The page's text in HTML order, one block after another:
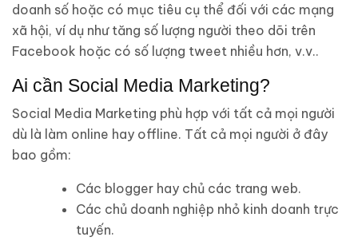
doanh số hoặc có mục tiêu cụ thể đối với các mạng
xã hội, ví dụ như tăng số lượng người theo dõi trên
Facebook hoặc có số lượng tweet nhiều hơn, v.v..
Ai cần Social Media Marketing?
Social Media Marketing phù hợp với tất cả mọi người
dù là làm online hay offline. Tất cả mọi người ở đây
bao gồm:
Các blogger hay chủ các trang web.
Các chủ doanh nghiệp nhỏ kinh doanh trực
tuyến.